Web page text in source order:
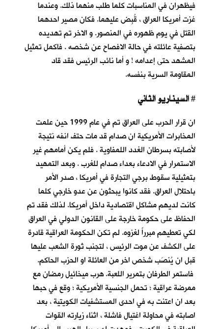
فيظهران في المناسبات كلما طلب منهما ذلك. وعندما
غزت أمريكا العراق ، قُبِض عليهما. فكان مصير احدهما
القتل في يوم ظهوره في المنصور. و الاخر تم تهديده
بتصفية عائلته في حالة الافصاح عن شخصه . فاكمل تمثيل
المشهد حتى إعدامه ! و أما نائب الرئيس فقد قاد
المقاومة السرية بنفسه.
#
ان قرار الحرب على العراق تم في عام 1999 حين علمت
المخابرات الأمريكية ان صدام قد مات حتف انفه نتيجة
لأصابته بسرطان الغدد اللمفاوية . فلم يكن أمامهم غير
الاستمرار في الادعاء بعداء صدام للغرب . وبعد التمهيد
بتمثيلية سقوط برجي التجارة في أمريكا ، صدر الأمر
باحتلال العراق. فقد كانوا يبحثون عن عدو خارجي كلما
كانت لديهم مشاكل اقتصادية داخل أمريكا. لذلك فقد تم
الحفاظ على حكومة خارجة على القانون الدولي في العراق
لكي تعطيهم مبرراً لغزوه. لم تكن الحكومة العراقية قادرة
على الكشف عن موت الرئيس ، لتجنب ثورة الشعب عليها
قبل ان يُنصَب شخص اخر من العائلة او الحزب الحاكم.
فاستمر الطرفان بتمرير اللعبة. هرب ميخائيل رمضان مع
ممرضة عراقية ؛ تحمل الجنسية الأمريكية ؛ وقع في حبها
بعد ان اعتنت به في احدى المستشفيات الكويتية ، بعد
اصابته في محاولة اغتيال فاشلة ، اثناء زيارته القوات